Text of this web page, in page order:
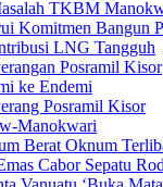
TKBM
Komitmen Bangun
LNG Tangguh
Posramil Kisor
ke Endemi
Posramil Kisor
Manokwari
Berat Oknum
Cabor Sepatu